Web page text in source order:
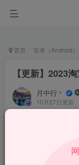
首页 安卓（Android）
【更新】2023
月中行丶
10月27日更新
【更新】2023淘
此内容为免费资源